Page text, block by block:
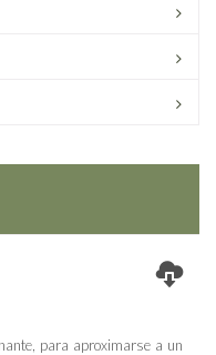
para aproximarse a un